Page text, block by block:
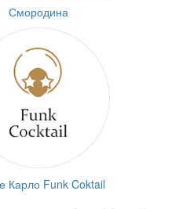
Смородина
Карло Funk Coktail